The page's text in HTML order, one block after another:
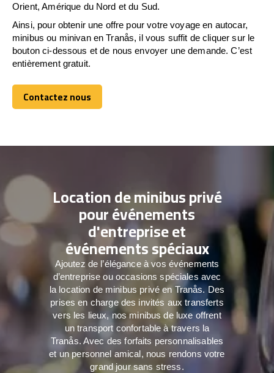
Orient, Amérique du Nord et du Sud.
Ainsi, pour obtenir une offre pour votre voyage en autocar,
minibus ou minivan en Tranås, il vous suffit de cliquer sur le
bouton ci-dessous et de nous envoyer une demande. C’est
entièrement gratuit.
Contactez nous
Contactez nous
Location de minibus privé
pour événements
d'entreprise et
événements spéciaux
Ajoutez de l’élégance à vos événements
d’entreprise ou occasions spéciales avec
la location de minibus privé en Tranås. Des
prises en charge des invités aux transferts
vers les lieux, nos minibus de luxe offrent
un transport confortable à travers la
Tranås. Avec des forfaits personnalisables
et un personnel amical, nous rendons votre
grand jour sans stress.